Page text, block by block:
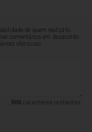
de quem realizá-lo.
comentários em desacordo
ofensivas.
500caracteres restantes.